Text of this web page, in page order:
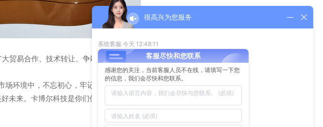
贸易合作、技术转让、争端解决等领域取得实质性进展。
环境中，不忘初心，牢记我们公司的发展梦想：为全国千千万万各类型企业提供优质、精
未来。卡博尔科技是你们值得信赖的伙伴。
很高兴为您服务